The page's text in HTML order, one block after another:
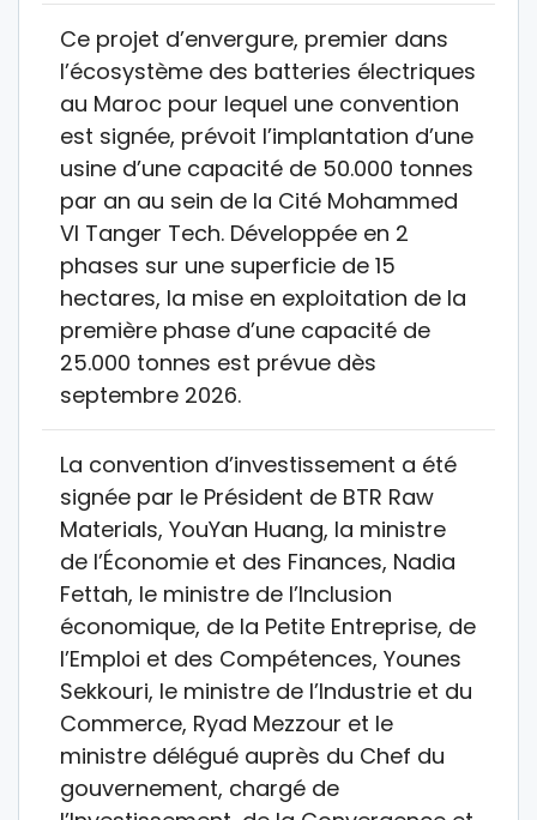
Ce projet d’envergure, premier dans
l’écosystème des batteries électriques
au Maroc pour lequel une convention
est signée, prévoit l’implantation d’une
usine d’une capacité de 50.000 tonnes
par an au sein de la Cité Mohammed
VI Tanger Tech. Développée en 2
phases sur une superficie de 15
hectares, la mise en exploitation de la
première phase d’une capacité de
25.000 tonnes est prévue dès
septembre 2026.
La convention d’investissement a été
signée par le Président de BTR Raw
Materials, YouYan Huang, la ministre
de l’Économie et des Finances, Nadia
Fettah, le ministre de l’Inclusion
économique, de la Petite Entreprise, de
l’Emploi et des Compétences, Younes
Sekkouri, le ministre de l’Industrie et du
Commerce, Ryad Mezzour et le
ministre délégué auprès du Chef du
gouvernement, chargé de